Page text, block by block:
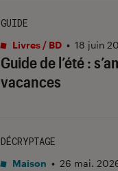
Guide de l’été :
vacances
GUIDE
Livres / BD • 18 juin
DÉCRYPTAGE
Maison • 26 mai.